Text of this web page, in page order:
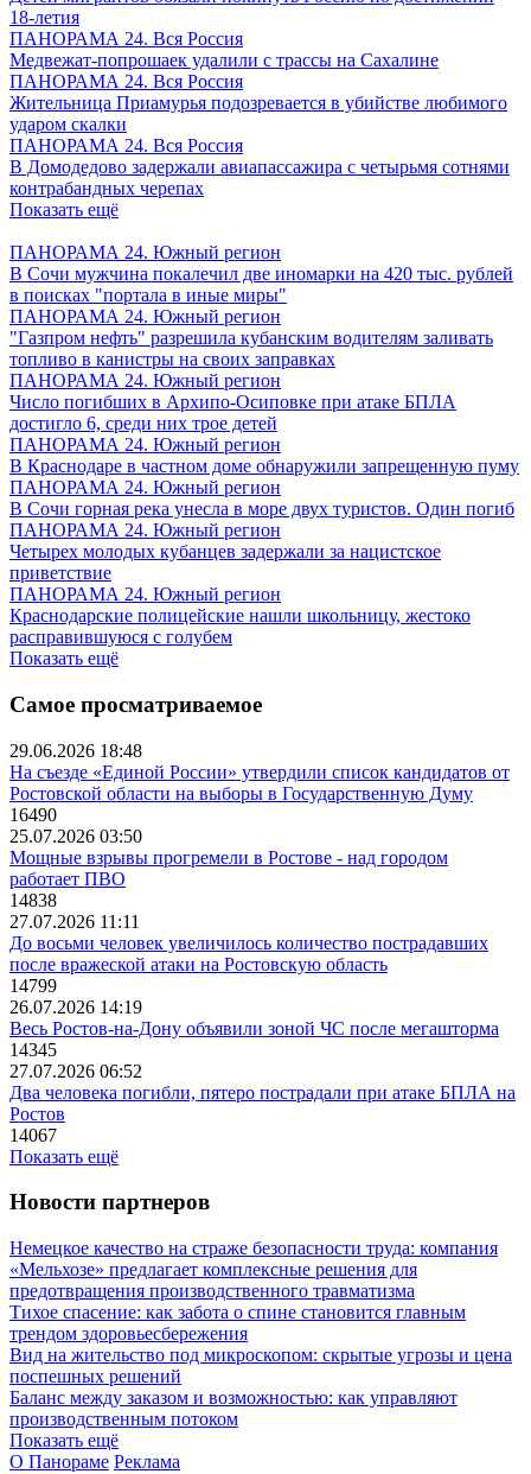
18-летия
ПАНОРАМА 24. Вся Россия
Медвежат-попрошаек удалили с трассы на Сахалине
ПАНОРАМА 24. Вся Россия
Жительница Приамурья подозревается в убийстве любимого
ударом скалки
ПАНОРАМА 24. Вся Россия
В Домодедово задержали авиапассажира с четырьмя сотнями
контрабандных черепах
Показать ещё
ПАНОРАМА 24. Южный регион
В Сочи мужчина покалечил две иномарки на 420 тыс. рублей
в поисках "портала в иные миры"
ПАНОРАМА 24. Южный регион
"Газпром нефть" разрешила кубанским водителям заливать
топливо в канистры на своих заправках
ПАНОРАМА 24. Южный регион
Число погибших в Архипо-Осиповке при атаке БПЛА
достигло 6, среди них трое детей
ПАНОРАМА 24. Южный регион
В Краснодаре в частном доме обнаружили запрещенную пуму
ПАНОРАМА 24. Южный регион
В Сочи горная река унесла в море двух туристов. Один погиб
ПАНОРАМА 24. Южный регион
Четырех молодых кубанцев задержали за нацистское
приветствие
ПАНОРАМА 24. Южный регион
Краснодарские полицейские нашли школьницу, жестоко
расправившуюся с голубем
Показать ещё
Самое просматриваемое
29.06.2026 18:48
На съезде «Единой России» утвердили список кандидатов от
Ростовской области на выборы в Государственную Думу
16490
25.07.2026 03:50
Мощные взрывы прогремели в Ростове - над городом
работает ПВО
14838
27.07.2026 11:11
До восьми человек увеличилось количество пострадавших
после вражеской атаки на Ростовскую область
14799
26.07.2026 14:19
Весь Ростов-на-Дону объявили зоной ЧС после мегашторма
14345
27.07.2026 06:52
Два человека погибли, пятеро пострадали при атаке БПЛА на
Ростов
14067
Показать ещё
Новости партнеров
Немецкое качество на страже безопасности труда: компания
«Мельхозе» предлагает комплексные решения для
предотвращения производственного травматизма
Тихое спасение: как забота о спине становится главным
трендом здоровьесбережения
Вид на жительство под микроскопом: скрытые угрозы и цена
поспешных решений
Баланс между заказом и возможностью: как управляют
производственным потоком
Показать ещё
О Панораме Реклама